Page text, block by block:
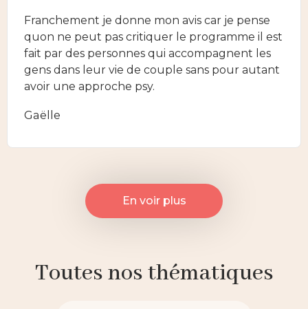
Franchement je donne mon avis car je pense
quon ne peut pas critiquer le programme il est
fait par des personnes qui accompagnent les
gens dans leur vie de couple sans pour autant
avoir une approche psy.
Gaëlle
En voir plus
Toutes nos thématiques